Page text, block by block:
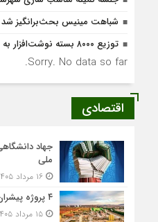
شباهت مینیس بحث‌برانگیز شد
توزیع ۸۰۰۰ بسته نوشت‌افزار به همت بنیاد علوی
Sorry. No data so far.
اقتصادی
جهاد
ملی
۱۶ مرداد ۱۴۰۵ - ۱۹:۰۴
۴ پروژه پیشران در لرستان افتتاح می‌شود
۱۵ مرداد ۱۴۰۵ - ۱۴:۴۰